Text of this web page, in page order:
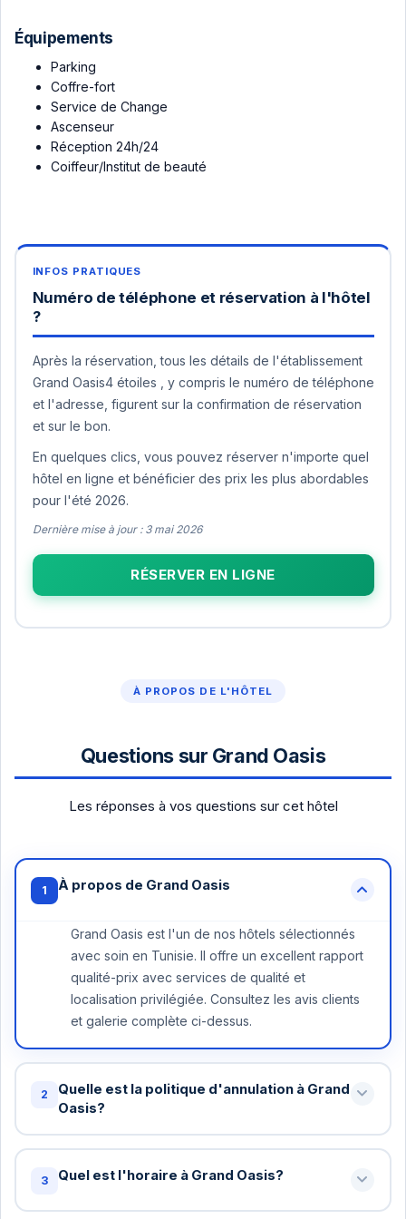
Équipements
Parking
Coffre-fort
Service de Change
Ascenseur
Réception 24h/24
Coiffeur/Institut de beauté
Numéro de téléphone et réservation à l'hôtel
?
Après la réservation, tous les détails de l'établissement
Grand Oasis4 étoiles , y compris le numéro de téléphone
et l'adresse, figurent sur la confirmation de réservation
et sur le bon.
En quelques clics, vous pouvez réserver n'importe quel
hôtel en ligne et bénéficier des prix les plus abordables
pour l'été 2026.
Dernière mise à jour : 3 mai 2026
RÉSERVER EN LIGNE
À PROPOS DE L'HÔTEL
Questions sur Grand Oasis
Les réponses à vos questions sur cet hôtel
1 À propos de Grand Oasis
Grand Oasis est l'un de nos hôtels sélectionnés
avec soin en Tunisie. Il offre un excellent rapport
qualité-prix avec services de qualité et
localisation privilégiée. Consultez les avis clients
et galerie complète ci-dessus.
2
Quelle est la politique d'annulation à Grand
Oasis?
Annulation gratuite jusqu'à 48 heures avant votre
arrivée à Grand Oasis. Au-delà, une nuit peut être
conditions différentes - vérifiez lors de la
3 Quel est l'horaire à Grand Oasis?